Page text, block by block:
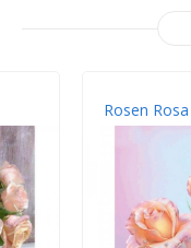
Rosen Rosa